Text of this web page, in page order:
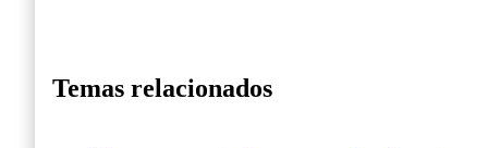
Temas relacionados